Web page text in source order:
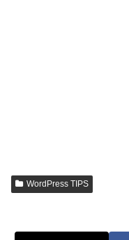
WordPress TIPS